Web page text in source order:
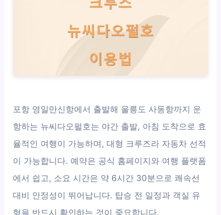
포항 영일만신항에서 출발해 울릉도 사동항까지 운
항하는 뉴씨다오펄호는 야간 출발, 아침 도착으로 효
율적인 여행이 가능하며, 대형 크루즈라 자동차 선적
이 가능합니다. 예약은 공식 홈페이지와 여행 플랫폼
에서 쉽고, 소요 시간은 약 6시간 30분으로 쾌속선
대비 안정성이 뛰어납니다. 탑승 전 일정과 객실 유
형을 반드시 확인하는 것이 중요합니다.